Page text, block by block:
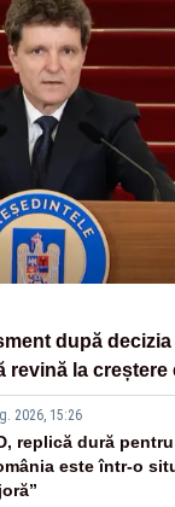
după decizia
revină la creștere
2026, 15:26
replică dură
este într-o